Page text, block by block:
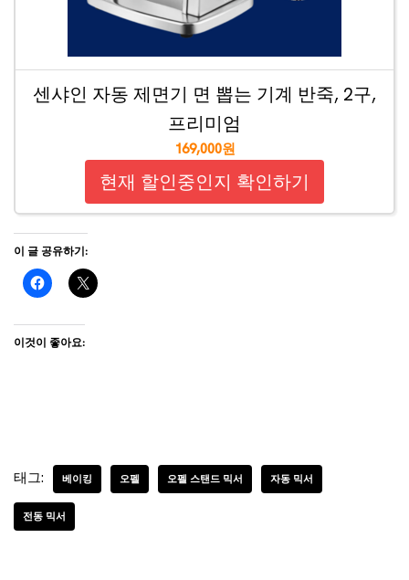
센샤인 자동 제면기 면 뽑는 기계 반죽, 2구,
프리미엄
169,000원
현재 할인중인지 확인하기
이 글 공유하기:
이것이 좋아요:
태그: 베이킹 오펠 오펠 스탠드 믹서 자동 믹서
전동 믹서